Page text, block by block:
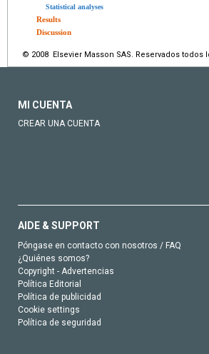
Statistical analyses
Results
Discussion
© 2008 Elsevier Masson SAS. Reservados todos
MI CUENTA
CREAR UNA CUENTA
AIDE & SUPPORT
Póngase en contacto con nosotros / FAQ
¿Quiénes somos?
Copyright - Advertencias
Política Editorial
Política de publicidad
Cookie settings
Política de seguridad